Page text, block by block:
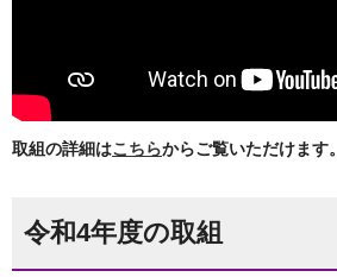
取組の詳細はこちらからご覧いただけます。
令和4年度の取組